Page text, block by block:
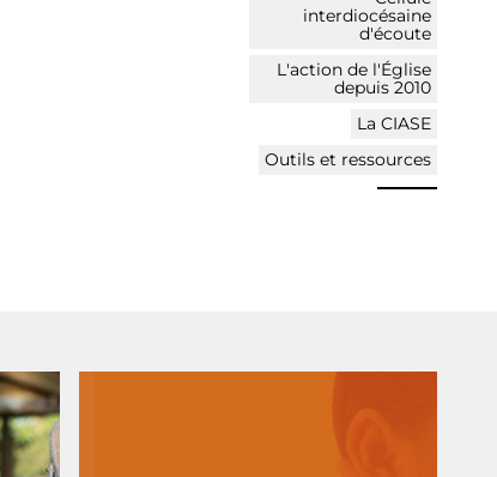
interdiocésaine
d'écoute
L'action de l'Église
depuis 2010
La CIASE
Outils et ressources